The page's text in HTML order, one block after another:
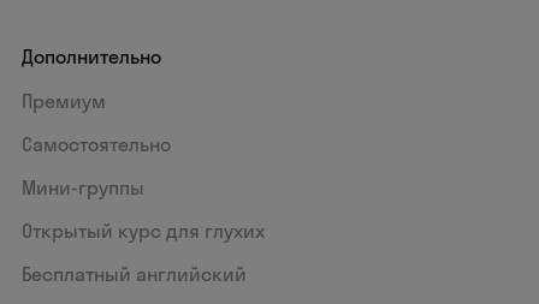
Дополнительно
Премиум
Самостоятельно
Мини-группы
Открытый курс для глухих
Бесплатный английский